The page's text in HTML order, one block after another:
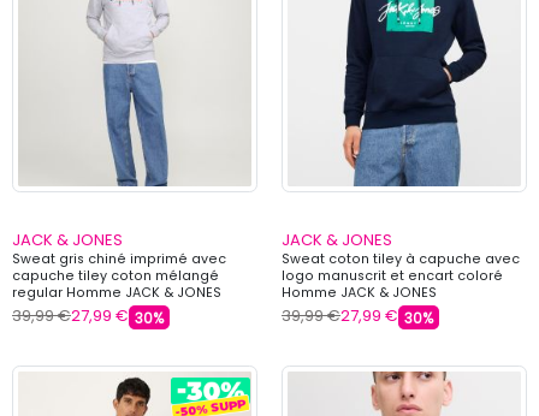
JACK & JONES
Sweat gris chiné imprimé avec
capuche tiley coton mélangé
regular Homme JACK & JONES
39,99 €27,99 € 30%
JACK & JONES
Sweat coton tiley à capuche avec
logo manuscrit et encart coloré
Homme JACK & JONES
39,99 €27,99 € 30%